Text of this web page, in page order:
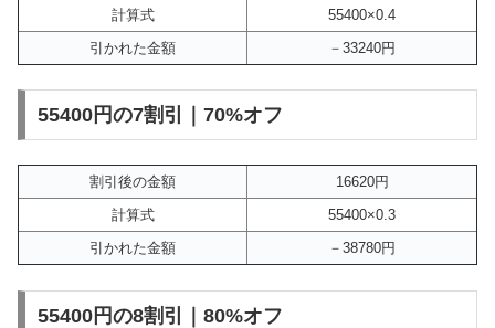
計算式
55400×0.4
引かれた金額
－33240円
55400円の7割引｜70%オフ
割引後の金額
16620円
計算式
55400×0.3
引かれた金額
－38780円
55400円の8割引｜80%オフ